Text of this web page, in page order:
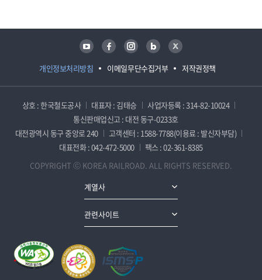
개인정보처리방침 이메일무단수집거부 저작권정책
유튜브 페이스북 인스타그램 블로그 트위터
상호 : 한국철도공사 대표자 : 김태승
사업자등록 : 314-82-10024
통신판매업신고 : 대전 동구-0233호
대전광역시 동구 중앙로 240
고객센터 : 1588-7788(이용료 : 발신자부담)
대표전화 : 042-472-5000
팩스 : 02-361-8385
COPYRIGHT ⓒ KOREA RAILROAD. ALL RIGHTS RESERVED.
계열사
관련사이트